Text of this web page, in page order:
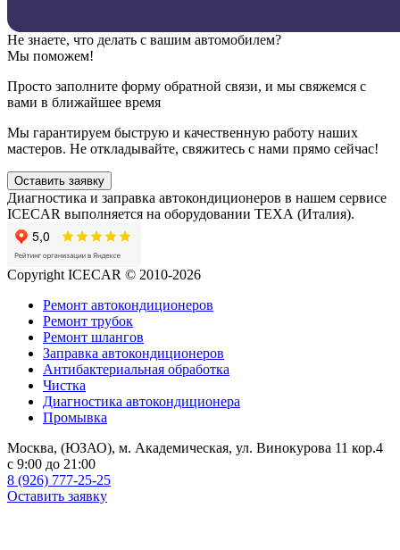
Не знаете, что делать с вашим автомобилем?
Мы поможем!
Просто заполните форму обратной связи, и мы свяжемся с
вами в ближайшее время
Мы гарантируем быструю и качественную работу наших
мастеров. Не откладывайте, свяжитесь с нами прямо сейчас!
Оставить заявку
Диагностика и заправка автокондиционеров в нашем сервисе
ICECAR выполняется на оборудовании ТЕХА (Италия).
Copyright ICECAR © 2010-2026
Ремонт автокондиционеров
Ремонт трубок
Ремонт шлангов
Заправка автокондиционеров
Антибактериальная обработка
Чистка
Диагностика автокондиционера
Промывка
Москва, (ЮЗАО), м. Академическая, ул. Винокурова 11 кор.4
c 9:00 до 21:00
8 (926) 777-25-25
Оставить заявку